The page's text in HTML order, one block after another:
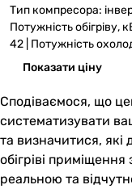
Тип компресора:
Потужність обігріву,
42 | Потужність
Показати ціну
Сподіваємося, що
систематизувати
та визначитися, які
обігріві
реальною та